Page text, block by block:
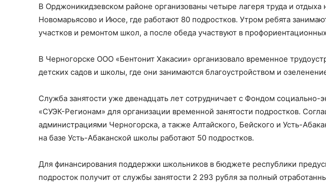
В Орджоникидзевском районе организованы четыре лагеря труда и отдыха
Новомарьясово и Июсе, где работают 80 подростков. Утром ребята
участков и ремонтом школ, а после обеда участвуют в
В Черногорске ООО «Бентонит Хакасии» организовало временное
детских садов и школы, где они занимаются благоустройством и
Служба занятости уже двенадцать лет сотрудничает с Фондом
«СУЭК-Регионам» для организации временной занятости подростков.
администрациями Черногорска, а также Алтайского, Бейского и Усть-
на базе Усть-Абаканской школы работают 50 подростков.
Для финансирования поддержки школьников в бюджете республики
подросток получит от службы занятости 2 293 рубля за полный